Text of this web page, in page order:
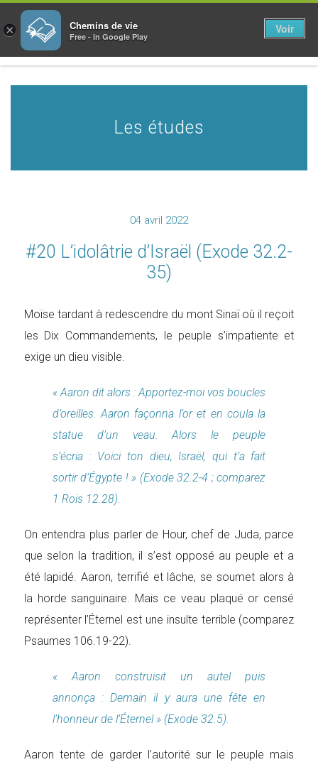
Les études
04 avril 2022
#20 L’idolâtrie d’Israël (Exode 32.2-
35)
Moïse tardant à redescendre du mont Sinaï où il reçoit
les Dix Commandements, le peuple s’impatiente et
exige un dieu visible.
« Aaron dit alors : Apportez-moi vos boucles
d’oreilles. Aaron façonna l’or et en coula la
statue d’un veau. Alors le peuple
s’écria : Voici ton dieu, Israël, qui t’a fait
sortir d’Égypte ! » (Exode 32.2-4 ; comparez
1 Rois 12.28).
On entendra plus parler de Hour, chef de Juda, parce
que selon la tradition, il s’est opposé au peuple et a
été lapidé. Aaron, terrifié et lâche, se soumet alors à
la horde sanguinaire. Mais ce veau plaqué or censé
représenter l’Éternel est une insulte terrible (comparez
Psaumes 106.19-22).
« Aaron construisit un autel puis
annonça : Demain il y aura une fête en
l’honneur de l’Éternel » (Exode 32.5).
Aaron tente de garder l’autorité sur le peuple mais
× Chemins de vie
Free - In Google Play
Voir